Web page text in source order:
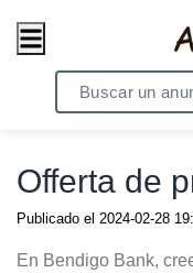
/ Servicios /
Offerta de
Publicado el 2024-02-28
En Bendigo Bank,